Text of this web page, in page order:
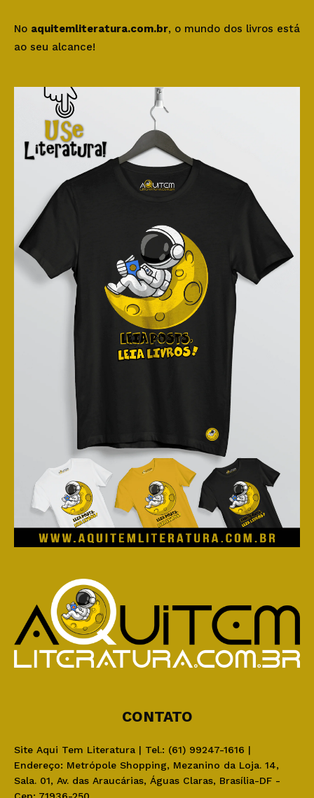
No aquitemliteratura.com.br, o mundo dos livros está
ao seu alcance!
CONTATO
Site Aqui Tem Literatura | Tel.: (61) 99247-1616 |
Endereço: Metrópole Shopping, Mezanino da Loja. 14,
Sala. 01, Av. das Araucárias, Águas Claras, Brasília-DF -
Cep: 71936-250